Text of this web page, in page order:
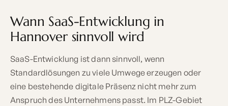
Wann SaaS-Entwicklung in
Hannover sinnvoll wird
SaaS-Entwicklung ist dann sinnvoll, wenn
Standardlösungen zu viele Umwege erzeugen oder
eine bestehende digitale Präsenz nicht mehr zum
Anspruch des Unternehmens passt. Im PLZ-Gebiet